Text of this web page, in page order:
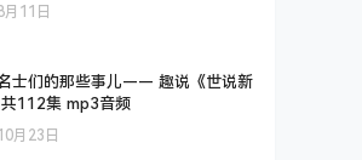
月11日
士们的那些事儿—— 趣说《世说新
112集 mp3音频
月23日